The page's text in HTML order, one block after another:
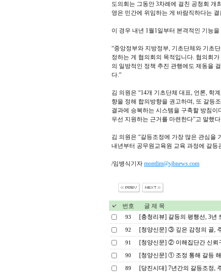
도의회는 그동안 3차례에 걸친 공청회 개
영은 민간에 위임하는 게 바람직하다는
이 경우 내년 1월1일부터 본격적인 기능
“중앙정부와 지방정부, 기초단체와 기초
정하는 게 협의회의 목적입니다. 협의회
의 일방적인 정책 추진 관행에도 제동을
다.”
김 의원은 “14개 기초단체 대표, 언론, 학
향을 정해 합의방향을 권고하며, 또 갈등
결과에 승복하는 시스템을 구축할 방침
우선 지원하는 근거를 마련한다”고 말했
김 의원은 “갈등조정에 가장 많은 관심을
내년부터 공무원교육원 교육 과정에 갈
/임병식기자 montlim@sjbnews.com
번호 글 제 목
93 [충청리뷰] 갈등의 평행선, 3년
92 [청양신문] ③ 깊은 감정의 골,
91 [청양신문] ② 이해집단간 신뢰
90 [청양신문] ① 조정 통해 갈등
89 [당진시대] 7년간의 갈등조정,